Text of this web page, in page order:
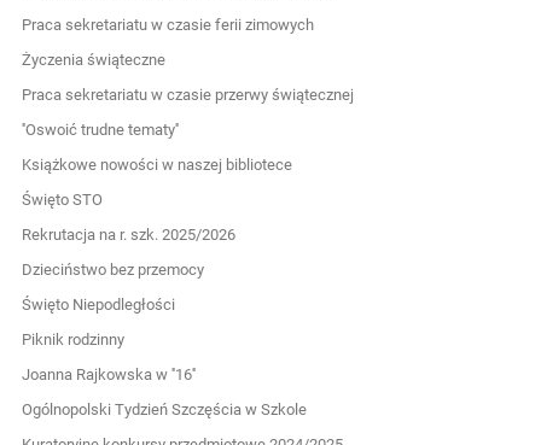
Praca sekretariatu w czasie ferii zimowych
Życzenia świąteczne
Praca sekretariatu w czasie przerwy świątecznej
''Oswoić trudne tematy''
Książkowe nowości w naszej bibliotece
Święto STO
Rekrutacja na r. szk. 2025/2026
Dzieciństwo bez przemocy
Święto Niepodległości
Piknik rodzinny
Joanna Rajkowska w ''16''
Ogólnopolski Tydzień Szczęścia w Szkole